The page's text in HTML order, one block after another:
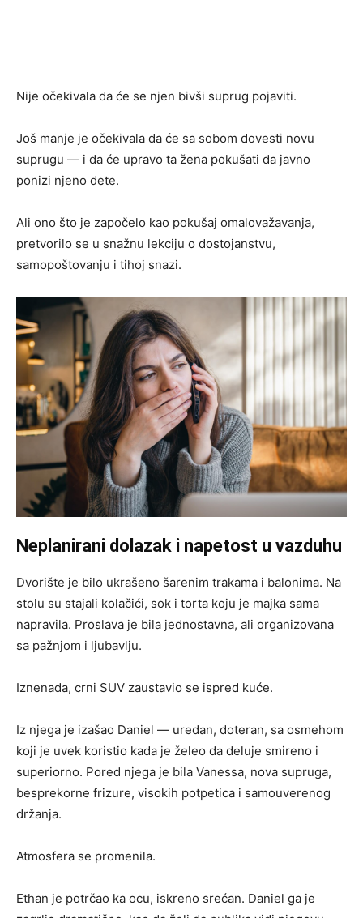
Nije očekivala da će se njen bivši suprug pojaviti.
Još manje je očekivala da će sa sobom dovesti novu
suprugu — i da će upravo ta žena pokušati da javno
ponizi njeno dete.
Ali ono što je započelo kao pokušaj omalovažavanja,
pretvorilo se u snažnu lekciju o dostojanstvu,
samopoštovanju i tihoj snazi.
Neplanirani dolazak i napetost u vazduhu
Dvorište je bilo ukrašeno šarenim trakama i balonima. Na
stolu su stajali kolačići, sok i torta koju je majka sama
napravila. Proslava je bila jednostavna, ali organizovana
sa pažnjom i ljubavlju.
Iznenada, crni SUV zaustavio se ispred kuće.
Iz njega je izašao Daniel — uredan, doteran, sa osmehom
koji je uvek koristio kada je želeo da deluje smireno i
superiorno. Pored njega je bila Vanessa, nova supruga,
besprekorne frizure, visokih potpetica i samouverenog
držanja.
Atmosfera se promenila.
Ethan je potrčao ka ocu, iskreno srećan. Daniel ga je